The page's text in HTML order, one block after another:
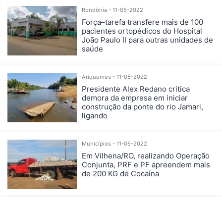
Rondônia - 11-05-2022
Força–tarefa transfere mais de 100
pacientes ortopédicos do Hospital
João Paulo II para outras unidades de
saúde
Ariquemes - 11-05-2022
Presidente Alex Redano critica
demora da empresa em iniciar
construção da ponte do rio Jamari,
ligando
Municípios - 11-05-2022
Em Vilhena/RO, realizando Operação
Conjunta, PRF e PF apreendem mais
de 200 KG de Cocaína